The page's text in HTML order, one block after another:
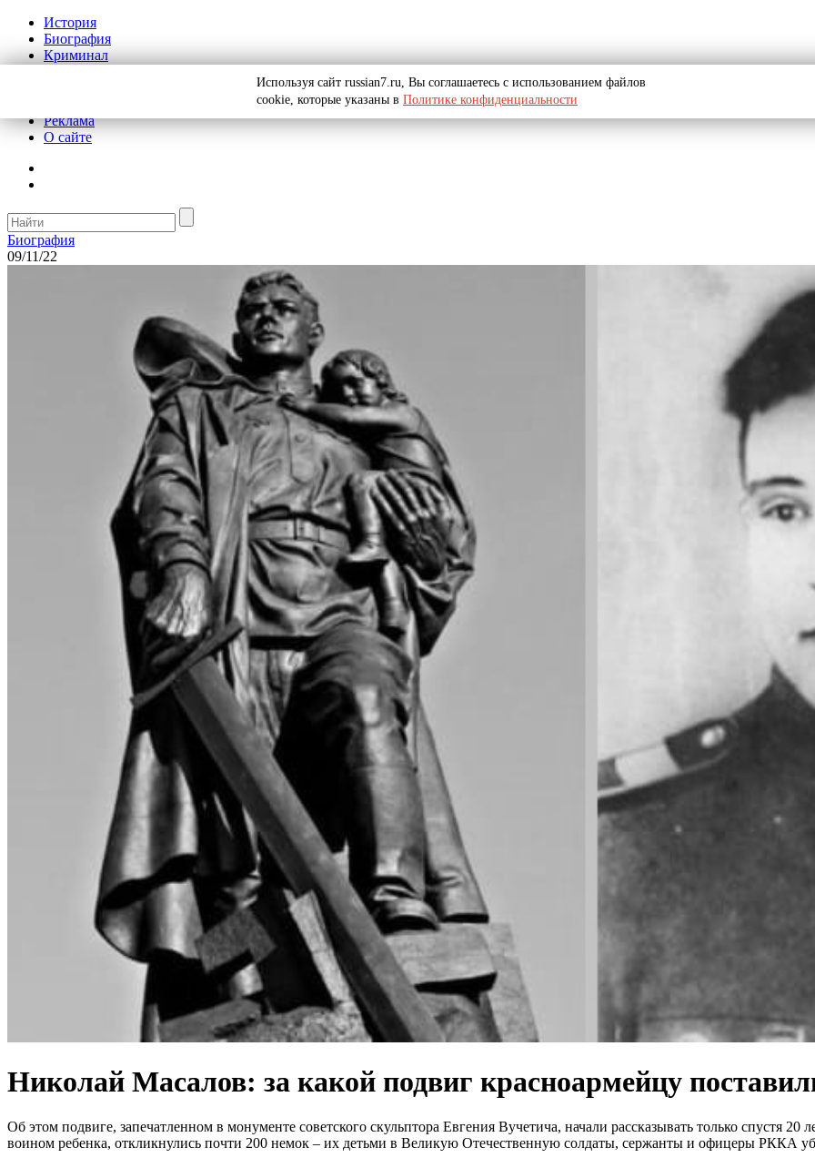
История
Биография
Криминал
Реклама
О сайте
Биография
09/11/22
Николай Масалов: за какой подвиг красноармейцу
Об этом подвиге, запечатленном в монументе советского скульптора Евгения Вучетича, начали рассказывать только спустя 20
воином ребенка, откликнулись почти 200 немок – их детьми в Великую Отечественную солдаты, сержанты и офицеры РККА
Используя сайт russian7.ru, Вы соглашаетесь с использованием файлов
cookie, которые указаны в Политике конфиденциальности